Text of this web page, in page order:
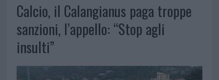
Calcio, il Calangianus paga troppe
sanzioni, l’appello: “Stop agli
insulti”